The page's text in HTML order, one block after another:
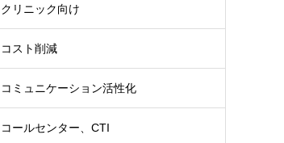
クリニック向け
コスト削減
コミュニケーション活性化
コールセンター、CTI